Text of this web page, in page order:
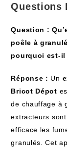
Questions
Question :
poêle à
pourquoi est-il
Réponse : Un
Bricot Dépot
de chauffage à
extracteurs
efficace les
granulés. Cet